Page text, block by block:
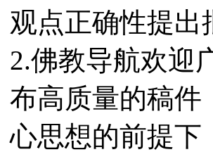
观点正确性提出
2.佛教导航欢迎
布高质量的稿件
心思想的前提下